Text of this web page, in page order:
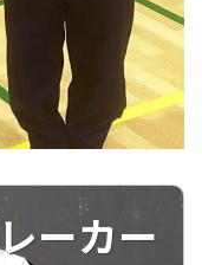
ーカー